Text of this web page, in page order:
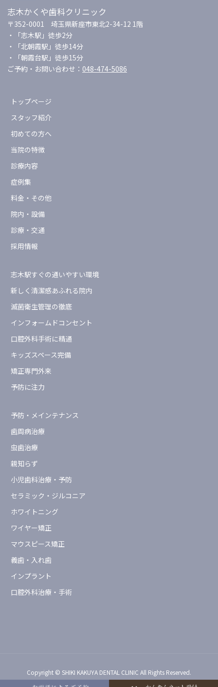
志木かくや歯科クリニック
〒352-0001 埼玉県新座市東北2-34-12 1階
・「志木駅」徒歩2分
・「北朝霞駅」徒歩14分
・「朝霞台駅」徒歩15分
ご予約・お問い合わせ： 048-474-5086
トップページ
スタッフ紹介
初めての方へ
当院の特徴
診療内容
症例集
料金・その他
院内・設備
診療・交通
採用情報
志木駅すぐの通いやすい環境
新しく清潔感あふれる院内
滅菌衛生管理の徹底
インフォームドコンセント
口腔外科手術に精通
キッズスペース完備
矯正専門外来
予防に注力
予防・メインテナンス
歯周病治療
虫歯治療
親知らず
小児歯科治療・予防
セラミック・ジルコニア
ホワイトニング
ワイヤー矯正
マウスピース矯正
義歯・入れ歯
インプラント
口腔外科治療・手術
Copyright © SHIKI KAKUYA DENTAL CLINIC All Rights Reserved.